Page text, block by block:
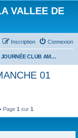
VALLEE DE
Connexion
Inscription
JOURNÉE CLUB AMVH DU DIMANCHE 01 JUILLET 2018
01
Page 1 sur 1